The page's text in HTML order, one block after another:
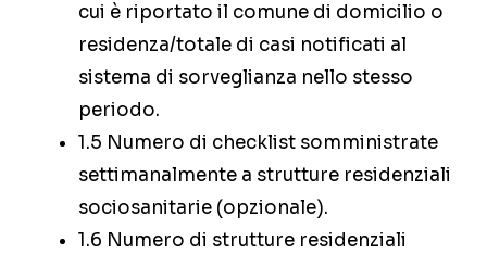
cui è riportato il comune di domicilio o
residenza/totale di casi notificati al
sistema di sorveglianza nello stesso
periodo.
1.5 Numero di checklist somministrate
settimanalmente a strutture residenziali
sociosanitarie (opzionale).
1.6 Numero di strutture residenziali